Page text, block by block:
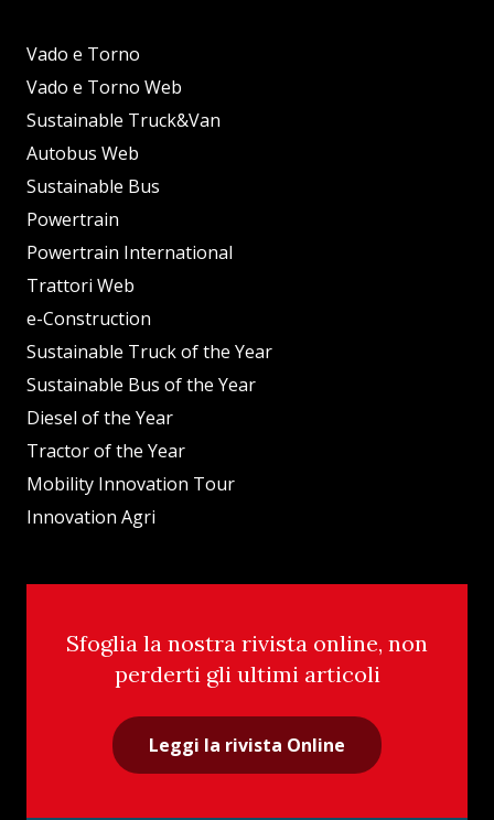
Vado e Torno
Vado e Torno Web
Sustainable Truck&Van
Autobus Web
Sustainable Bus
Powertrain
Powertrain International
Trattori Web
e-Construction
Sustainable Truck of the Year
Sustainable Bus of the Year
Diesel of the Year
Tractor of the Year
Mobility Innovation Tour
Innovation Agri
Sfoglia la nostra rivista online, non
perderti gli ultimi articoli
Leggi la rivista Online